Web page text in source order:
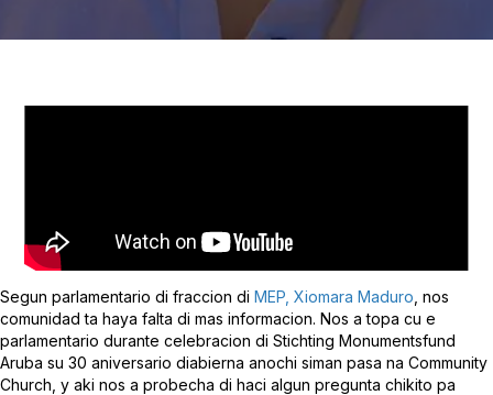
Segun parlamentario di fraccion di MEP, Xiomara Maduro , nos
comunidad ta haya falta di mas informacion. Nos a topa cu e
parlamentario durante celebracion di Stichting Monumentsfund
Aruba su 30 aniversario diabierna anochi siman pasa na Community
Church, y aki nos a probecha di haci algun pregunta chikito pa